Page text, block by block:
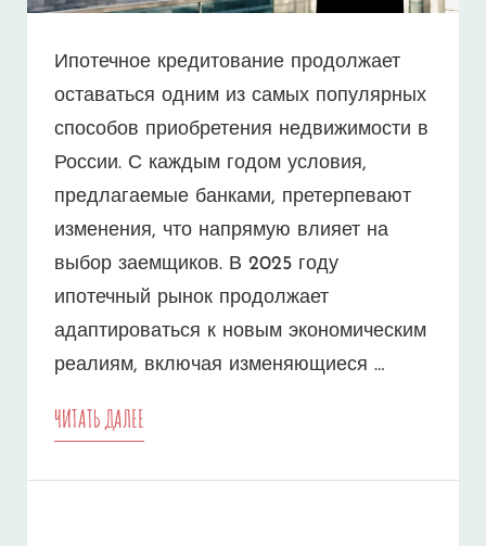
Ипотечное кредитование продолжает
оставаться одним из самых популярных
способов приобретения недвижимости в
России. С каждым годом условия,
предлагаемые банками, претерпевают
изменения, что напрямую влияет на
выбор заемщиков. В 2025 году
ипотечный рынок продолжает
адаптироваться к новым экономическим
реалиям, включая изменяющиеся …
ЧИТАТЬ ДАЛЕЕ